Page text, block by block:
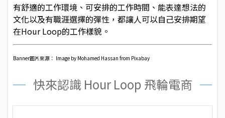
有舒適的工作環境、可安排的工作時間、能表達想法的
文化以及有職涯選擇的彈性，都讓人可以自己安排期望
在Hour Loop的工作樣貌。
Banner圖片來源： Image by Mohamed Hassan from Pixabay
快來認識 Hour Loop 飛輪電商